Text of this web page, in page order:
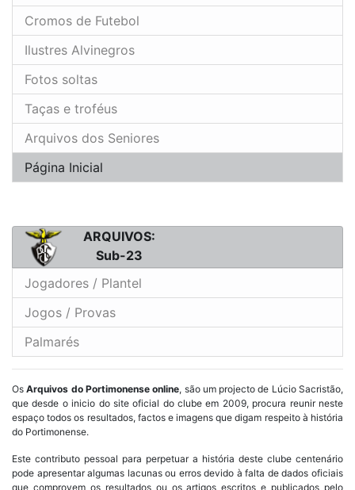
Cromos de Futebol
Ilustres Alvinegros
Fotos soltas
Taças e troféus
Arquivos dos Seniores
Página Inicial
ARQUIVOS:
Sub-23
Jogadores / Plantel
Jogos / Provas
Palmarés
OsArquivos do Portimonense online, são um projecto de Lúcio Sacristão,
que desde o inicio do site oficial do clube em 2009, procura reunir neste
espaço todos os resultados, factos e imagens que digam respeito à história
do Portimonense.
Este contributo pessoal para perpetuar a história deste clube centenário
pode apresentar algumas lacunas ou erros devido à falta de dados oficiais
que comprovem os resultados ou os artigos escritos e publicados pelo